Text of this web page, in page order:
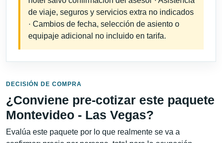
de viaje, seguros y servicios extra no indicados
· Cambios de fecha, selección de asiento o
equipaje adicional no incluido en tarifa.
DECISIÓN DE COMPRA
¿Conviene pre-cotizar este paquete
Montevideo - Las Vegas?
Evalúa este paquete por lo que realmente se va a